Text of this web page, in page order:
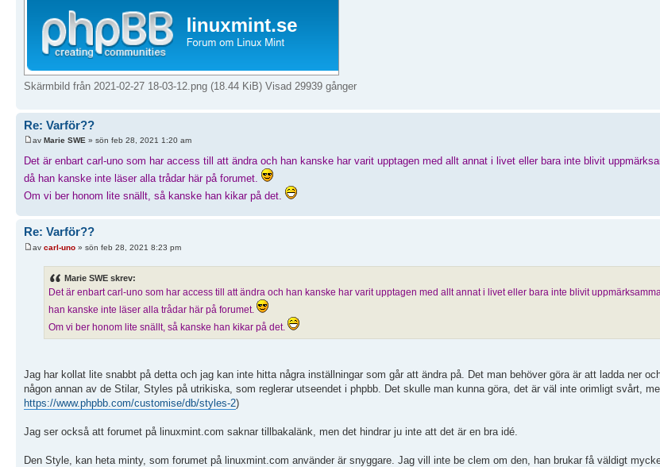
Skärmbild från 2021-02-27 18-03-12.png (18.44 KiB) Visad 29939 gånger
Re: Varför??
av Marie SWE » sön feb 28, 2021 1:20 am
Det är enbart carl-uno som har access till att ändra och han kanske har varit upptagen med allt annat i livet eller bara inte blivit
då han kanske inte läser alla trådar här på forumet.
Om vi ber honom lite snällt, så kanske han kikar på det.
Re: Varför??
av carl-uno » sön feb 28, 2021 8:23 pm
Marie SWE skrev:
Det är enbart carl-uno som har access till att ändra och han kanske har varit upptagen med allt annat i livet eller bara inte blivit
han kanske inte läser alla trådar här på forumet.
Om vi ber honom lite snällt, så kanske han kikar på det.
Jag har kollat lite snabbt på detta och jag kan inte hitta några inställningar som går att ändra på. Det man behöver göra är att ladda ner
någon annan av de Stilar, Styles på utrikiska, som reglerar utseendet i phpbb. Det skulle man kunna göra, det är väl inte orimligt svårt,
https://www.phpbb.com/customise/db/styles-2)
Jag ser också att forumet på linuxmint.com saknar tillbakalänk, men det hindrar ju inte att det är en bra idé.
Den Style, kan heta minty, som forumet på linuxmint.com använder är snyggare. Jag vill inte be clem om den, han brukar få väldigt